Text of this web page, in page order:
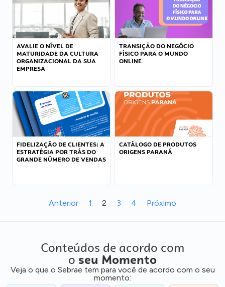
AVALIE O NÍVEL DE
MATURIDADE DA CULTURA
ORGANIZACIONAL DA SUA
EMPRESA
TRANSIÇÃO DO NEGÓCIO
FÍSICO PARA O MUNDO
ONLINE
FIDELIZAÇÃO DE CLIENTES: A
ESTRATÉGIA POR TRÁS DO
GRANDE NÚMERO DE VENDAS
CATÁLOGO DE PRODUTOS
ORIGENS PARANÁ
Anterior 1 2 3 4 Próximo
Conteúdos de acordo com
o seu Momento
Veja o que o Sebrae tem para você de acordo com o seu
momento: